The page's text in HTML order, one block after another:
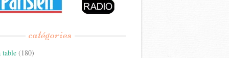
catégories
table (180)